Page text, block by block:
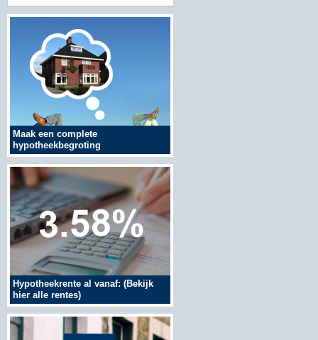
Maak een complete
hypotheekbegroting
Hypotheekrente al vanaf: (Bekijk
hier alle rentes)